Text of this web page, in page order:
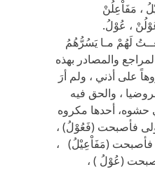
، مَفَاْعِلُنْ
، عُوْلُ.
لَهُمْ مـا يَسُرُّهُمُ
والمصادر بهذه
على أذني ، ولم أرَ
، والحق فيه
حشوه، أحدها مكروه
فأصبحت (فَعُوْلُ) ،
فأصبحت (مَفَاْعِيْلُ) ،
(عُوْلُ ) ،